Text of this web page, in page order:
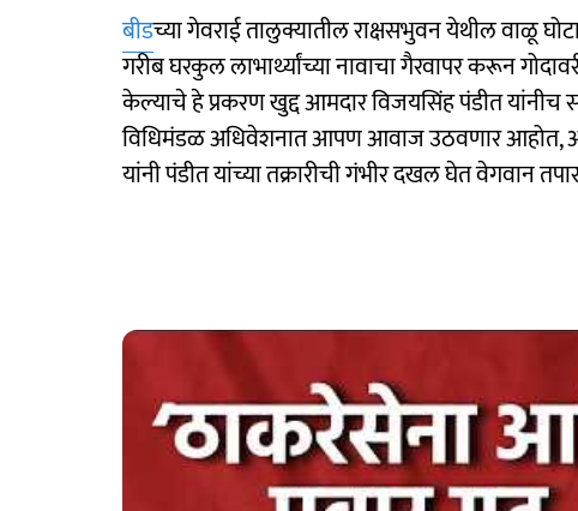
बीडच्या गेवराई तालुक्यातील राक्षसभुवन येथील वाळू
गरीब घरकुल लाभार्थ्यांच्या नावाचा गैरवापर करून
केल्याचे हे प्रकरण खुद्द आमदार विजयसिंह पंडीत यांनीच
विधिमंडळ अधिवेशनात आपण आवाज उठवणार आहोत, असा
यांनी पंडीत यांच्या तक्रारीची गंभीर दखल घेत वेगवान